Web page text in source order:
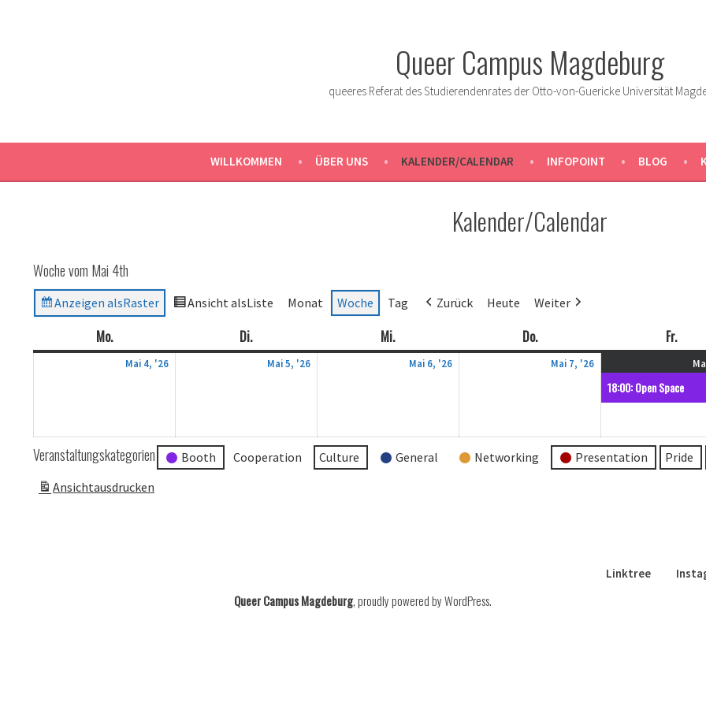
Queer Campus Magdeburg
queeres Referat des Studierendenrates der Otto-von-Guericke Universität
WILLKOMMEN ÜBER UNS KALENDER/CALENDAR INFOPOINT BLOG
Kalender/Calendar
Woche vom Mai 4th
Anzeigen alsRaster Ansicht alsListe Monat Woche Tag Zurück Heute Weiter
Mo.Montag Di.Dienstag Mi.Mittwoch Do.Donnerstag Fr.Freitag
Mai 4, '26 Mai 5, '26 Mai 6, '26 Mai 7, '26
Mai
2026
18:00: Open Space
Veranstaltungskategorien Booth Cooperation Culture General Networking Presentation Pride
Ansichtausdrucken
Linktree
Queer Campus Magdeburg,proudly powered by WordPress.